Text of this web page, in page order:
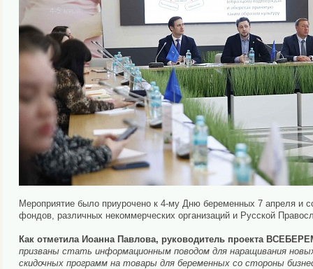
Мероприятие было приурочено к 4-му Дню беременных 7 апреля и
фондов, различных некоммерческих организаций и Русской
Как отметила Иоанна Павлова, руководитель проекта
призваны стать информационным поводом для наращивания
скидочных программ на товары для беременных со стороны